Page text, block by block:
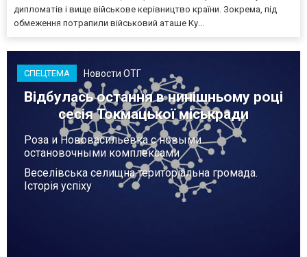
дипломатів і вище військове керівництво країни. Зокрема, під
обмеження потрапили військовий аташе Ку...
СПЕЦТЕМА Новости ОТГ
Відбулась остання в нинішньому році
сесія Токмацької міськради
Роза и Нововасильевка с новыми
остановочными комплексами
Веселівська селищна територіальна громада.
Історія успіху